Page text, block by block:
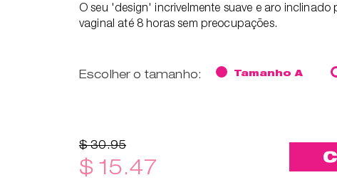
O seu 'design' incrivelmente suave e aro inclinado
vaginal até 8 horas sem preocupações.
Escolher o tamanho: Tamanho A
$ 30.95
$ 15.47